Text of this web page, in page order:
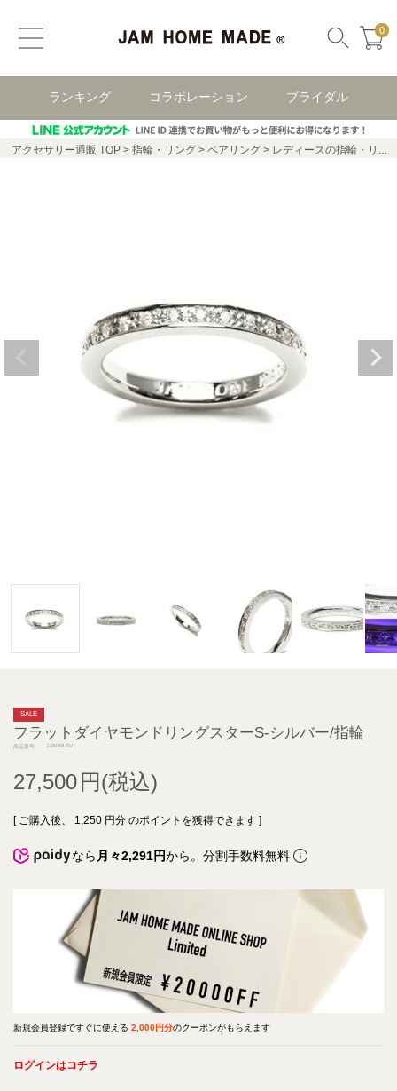
0
ランキング コラボレーション ブライダル
アクセサリー通販 TOP 指輪・リング ペアリング レディースの指輪・リング
SALE
フラットダイヤモンドリングスターS-シルバー/指輪
商品番号 J-RI068-SV
27,500
[ ご購入後、 1,250 円分 のポイントを獲得できます ]
なら 月々2,291円から。分割手数料無料
新規会員登録ですぐに使える 2,000円分のクーポンがもらえます
ログインはコチラ